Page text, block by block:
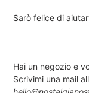
Sarò felice di
Hai un negozio e
Scrivimi una mail